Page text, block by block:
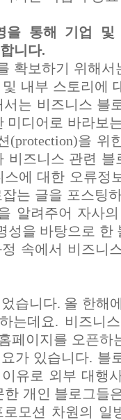
을 통해 기업 및
니다.
확보하기 위해
내부 스토리에
는 비즈니스 블
미디어로 바라보
(protection)을 위
비즈니스 관련
에 대한 오류정
는 글을 포스팅
알려주어 자사
성을 바탕으로 한
속에서 비즈니
습니다. 올 한해
는데요. 비즈니
페이지를 오픈하
가 있습니다. 블
유로 외부 대행
개인 블로그들
모션 차원의 일